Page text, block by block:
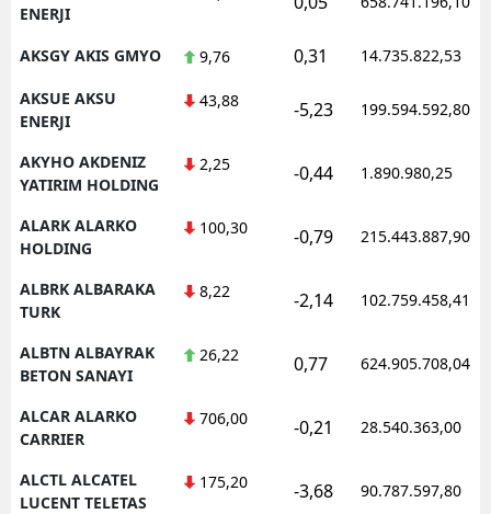
ENERJI
AKSGY AKIS GMYO 9,76 0,31 14.735.822,53
AKSUE AKSU
ENERJI
43,88 -5,23 199.594.592,80
AKYHO AKDENIZ
YATIRIM HOLDING
2,25 -0,44 1.890.980,25
ALARK ALARKO
HOLDING
100,30 -0,79 215.443.887,90
ALBRK ALBARAKA
TURK
8,22 -2,14 102.759.458,41
ALBTN ALBAYRAK
BETON SANAYI
26,22 0,77 624.905.708,04
ALCAR ALARKO
CARRIER
706,00 -0,21 28.540.363,00
ALCTL ALCATEL
LUCENT TELETAS
175,20 -3,68 90.787.597,80